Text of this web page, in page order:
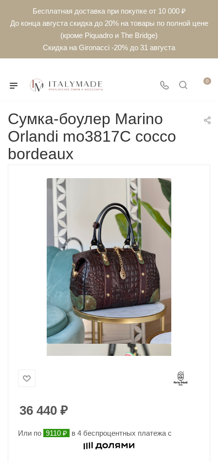
Бесплатная доставка при покупке от 10 000 ₽
До конца августа скидка до 20% на товары по полной цене
(кроме Piquadro и The Bridge)
Скидка на Gironacci -20% до 31 августа
0
Сумка-боулер Marino
Orlandi mo3817C cocco
bordeaux
36 440 ₽
Или по 9110 ₽ в 4 беспроцентных платежа с